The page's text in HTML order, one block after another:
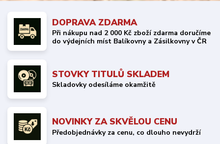
DOPRAVA ZDARMA
Při nákupu nad 2 000 Kč zboží zdarma doručíme
do výdejních míst Balíkovny a Zásilkovny v ČR
STOVKY TITULŮ SKLADEM
Skladovky odesíláme okamžitě
NOVINKY ZA SKVĚLOU CENU
Předobjednávky za cenu, co dlouho nevydrží